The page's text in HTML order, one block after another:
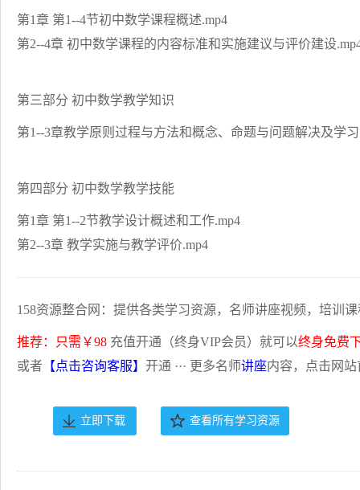
第1章 第1--4节初中数学课程概述.mp4
第2--4章 初中数学课程的内容标准和实施建议与评价建设
第三部分 初中数学教学知识
第1--3章教学原则过程与方法和概念、命题与问题解决及学
第四部分 初中数学教学技能
第1章 第1--2节教学设计概述和工作.mp4
第2--3章 教学实施与教学评价.mp4
158资源整合网：提供各类学习资源，名师讲座视频，培训
推荐：只需￥98 充值开通（终身VIP会员）就可以终身免费
或者 【点击咨询客服】 开通 ··· 更多名师讲座内容，点击网
立即下载 查看所有学习资源